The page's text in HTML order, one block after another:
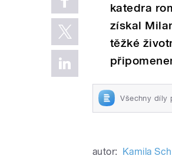
katedra
získal
těžké
Všechny díly
autor: Kamila